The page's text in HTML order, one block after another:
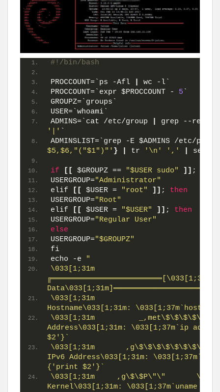
#!/bin/bash
PROCCOUNT=`ps -Afl
wc -l`
PROCCOUNT=`expr $PROCCOUNT - 5 `
GROUPZ=`groups`
USER=`whoami`
ADMINS=`cat /etc/group
grep --regex
'|' `
ADMINSLIST=`grep -E $ADMINS /etc/
$5,$6,"("$1")"' } tr '\n' ',' sed
if [[ $GROUPZ == "$USER sudo" ]] ;
USERGROUP="Administrator"
elif
[[ $USER = "root" ]] ; then
USERGROUP="Root"
elif
[[ $USER = "$USER" ]] ; then
USERGROUP="Regular User"
else
USERGROUP="$GROUPZ"
fi
echo -e
"
\033[1;31m
\033[1;31m
Hostname\033[1;31m:
\033[1;31m
Address\033[1;31m: \033[1;37m`ip addr
$2'}`
\033[1;31m
IPv6 Address\033[1;31m:
{'print $2'}`
\033[1;31m     ,g\$\$P\"\"
Kernel\033[1;31m: \033[1;37m`uname -r`